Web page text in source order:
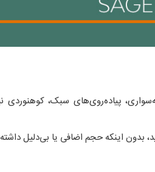
پیاده‌روی‌های سبک، کوهنوردی